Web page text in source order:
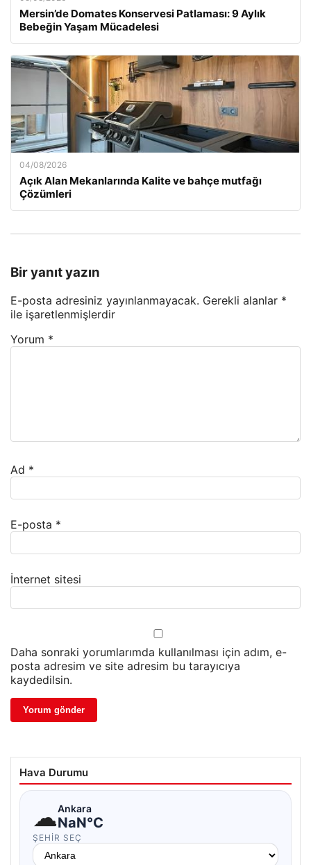
Mersin’de Domates Konservesi Patlaması: 9 Aylık
Bebeğin Yaşam Mücadelesi
04/08/2026
Açık Alan Mekanlarında Kalite ve bahçe mutfağı
Çözümleri
Bir yanıt yazın
E-posta adresiniz yayınlanmayacak. Gerekli alanlar *
ile işaretlenmişlerdir
Yorum *
Ad *
E-posta *
İnternet sitesi
Daha sonraki yorumlarımda kullanılması için adım, e-
posta adresim ve site adresim bu tarayıcıya
kaydedilsin.
Hava Durumu
☁Ankara
NaN°C
ŞEHIR SEÇ